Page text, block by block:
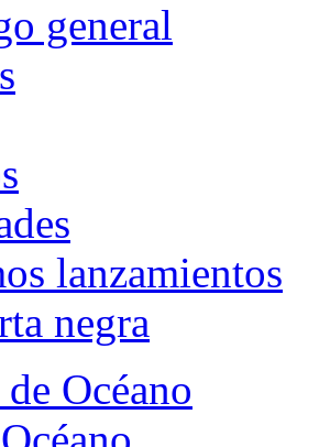
general
lanzamientos
negra
Océano